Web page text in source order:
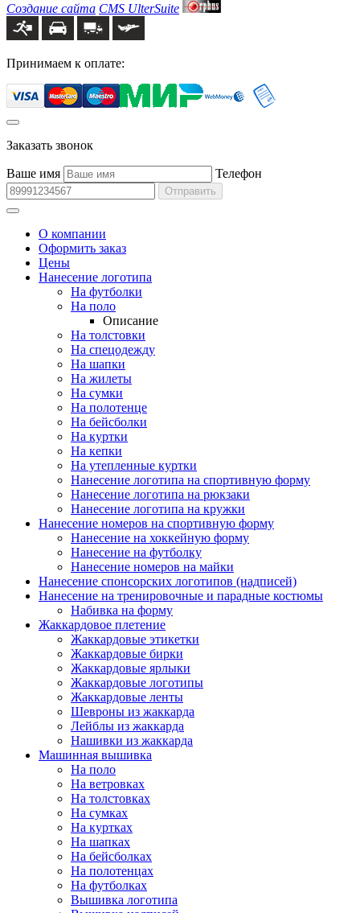
Создание сайта CMS UlterSuite
Принимаем к оплате:
Заказать звонок
Ваше имя Телефон
Отправить
О компании
Оформить заказ
Цены
Нанесение логотипа
На футболки
На поло
Описание
На толстовки
На спецодежду
На шапки
На жилеты
На сумки
На полотенце
На бейсболки
На куртки
На кепки
На утепленные куртки
Нанесение логотипа на спортивную форму
Нанесение логотипа на рюкзаки
Нанесение логотипа на кружки
Нанесение номеров на спортивную форму
Нанесение на хоккейную форму
Нанесение на футболку
Нанесение номеров на майки
Нанесение спонсорских логотипов (надписей)
Нанесение на тренировочные и парадные костюмы
Набивка на форму
Жаккардовое плетение
Жаккардовые этикетки
Жаккардовые бирки
Жаккардовые ярлыки
Жаккардовые логотипы
Жаккардовые ленты
Шевроны из жаккарда
Лейблы из жаккарда
Нашивки из жаккарда
Машинная вышивка
На поло
На ветровках
На толстовках
На сумках
На куртках
На шапках
На бейсболках
На полотенцах
На футболках
Вышивка логотипа